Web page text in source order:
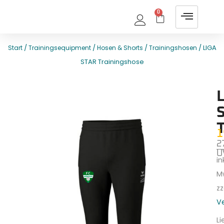
0
Start/ Trainingsequipment/ Hosen & Shorts / Trainingshosen / LIGA
STAR Trainingshose